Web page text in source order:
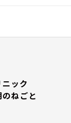
ック
ねごと